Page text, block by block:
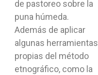
de pastoreo sobre la
puna húmeda.
Además de aplicar
algunas herramientas
propias del método
etnográfico, como la